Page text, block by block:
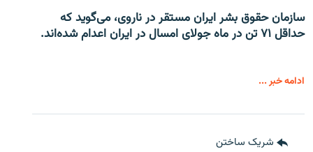
سازمان حقوق بشر ایران مستقر در ناروی، می‌گوید که
حداقل ۷۱ تن در ماه جولای امسال در ایران اعدام شده‌اند.
ادامه خبر ...
شریک ساختن